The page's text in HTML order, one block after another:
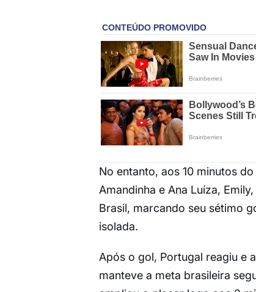
No entanto, aos 10 minutos
Amandinha e Ana Luíza,
Brasil, marcando seu sétimo
isolada.
Após o gol, Portugal reagiu e
manteve a meta brasileira